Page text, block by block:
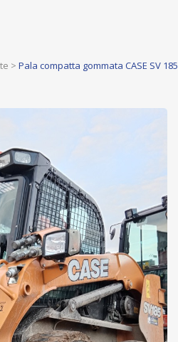
> Pala compatta gommata CASE SV 185